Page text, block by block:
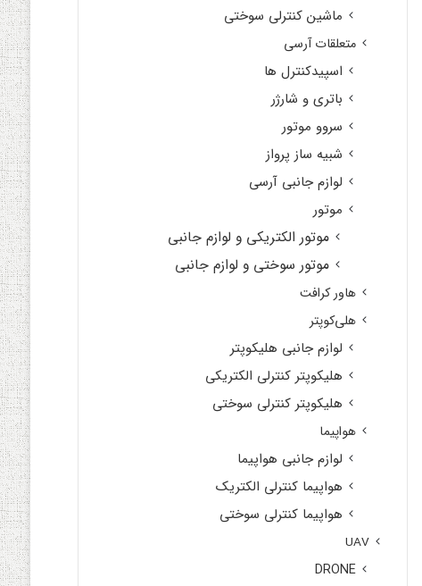
ماشین کنترلی سوختی
متعلقات آرسی
اسپیدکنترل ها
باتری و شارژر
سروو موتور
شبیه ساز پرواز
لوازم جانبی آرسی
موتور
موتور الکتریکی و لوازم جانبی
موتور سوختی و لوازم جانبی
هاور کرافت
هلی‌کوپتر
لوازم جانبی هلیکوپتر
هلیکوپتر کنترلی الکتریکی
هلیکوپتر کنترلی سوختی
هواپیما
لوازم جانبی هواپیما
هواپیما کنترلی الکتریک
هواپیما کنترلی سوختی
UAV
DRONE